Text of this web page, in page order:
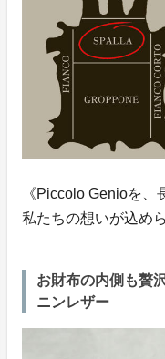
《Piccolo Genioを
私たちの想いが込め
お財布の内側も贅
ニンレザー